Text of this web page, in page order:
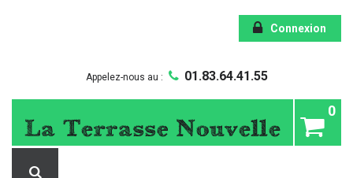
Connexion
Appelez-nous au : 01.83.64.41.55
0